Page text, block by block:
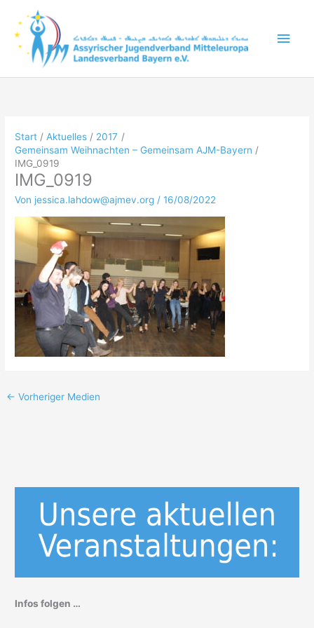
Inhalt
springen
Start Aktuelles
2017
Gemeinsam Weihnachten – Gemeinsam AJM-Bayern
IMG_0919
IMG_0919
Von jessica.lahdow@ajmev.org/16/08/2022
← Vorheriger Medien
Infos folgen …